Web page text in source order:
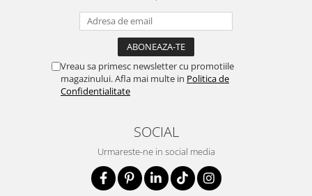
Vreau sa primesc newsletter cu promotiile
magazinului. Afla mai multe in Politica de
Confidentialitate
SOCIAL
Urmareste-ne in social media